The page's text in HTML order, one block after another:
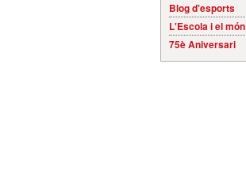
Blog d'esports
L'Escola i el món
75è Aniversari